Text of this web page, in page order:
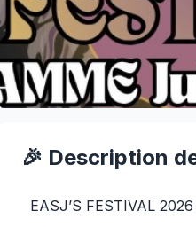
🎉 Description
EASJ’S FESTIVAL